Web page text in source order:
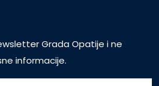
Grada Opatije i ne
informacije.